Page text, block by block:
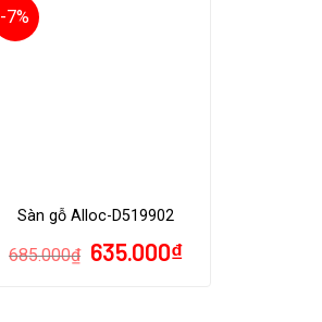
-7%
Sàn gỗ Alloc-D519902
685.000₫ 635.000₫